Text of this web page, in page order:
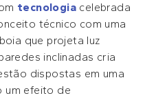
tecnologia celebrada
técnico com uma
que projeta luz
inclinadas cria
dispostas em uma
um efeito de